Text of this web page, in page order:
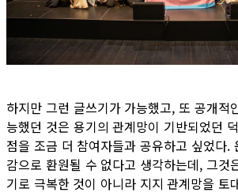
하지만 그런 글쓰기가 가능했고, 또 공개적
능했던 것은 용기의 관계망이 기반되었던
점을 조금 더 참여자들과 공유하고 싶었다.
감으로 환원될 수 없다고 생각하는데, 그것
기로 극복한 것이 아니라 지지 관계망을 토